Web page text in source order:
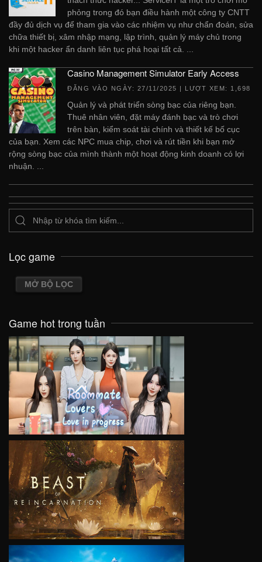
phỏng trong đó bạn điều hành một công ty CNTT
đầy đủ dịch vụ để tham gia vào các nhiệm vụ như chẩn đoán, sửa
chữa thiết bị, xâm nhập mạng, lập trình, quản lý máy chủ trong
khi một hacker ẩn danh liên tục phá hoại tất cả. ...
Casino Management Simulator Early Access
ĐĂNG VÀO NGÀY: 27/11/2025 | LƯỢT XEM: 1,698
Quản lý và phát triển sòng bạc của riêng bạn.
Thuê nhân viên, đặt máy đánh bạc và trò chơi
trên bàn, kiểm soát tài chính và thiết kế bố cục
của bạn. Xem các NPC mua chip, chơi và rút tiền khi bạn mở
rộng sòng bạc của mình thành một hoạt động kinh doanh có lợi
nhuận. ...
Lọc game
MỞ BỘ LỌC
Game hot trong tuần
VIEW
VIEW